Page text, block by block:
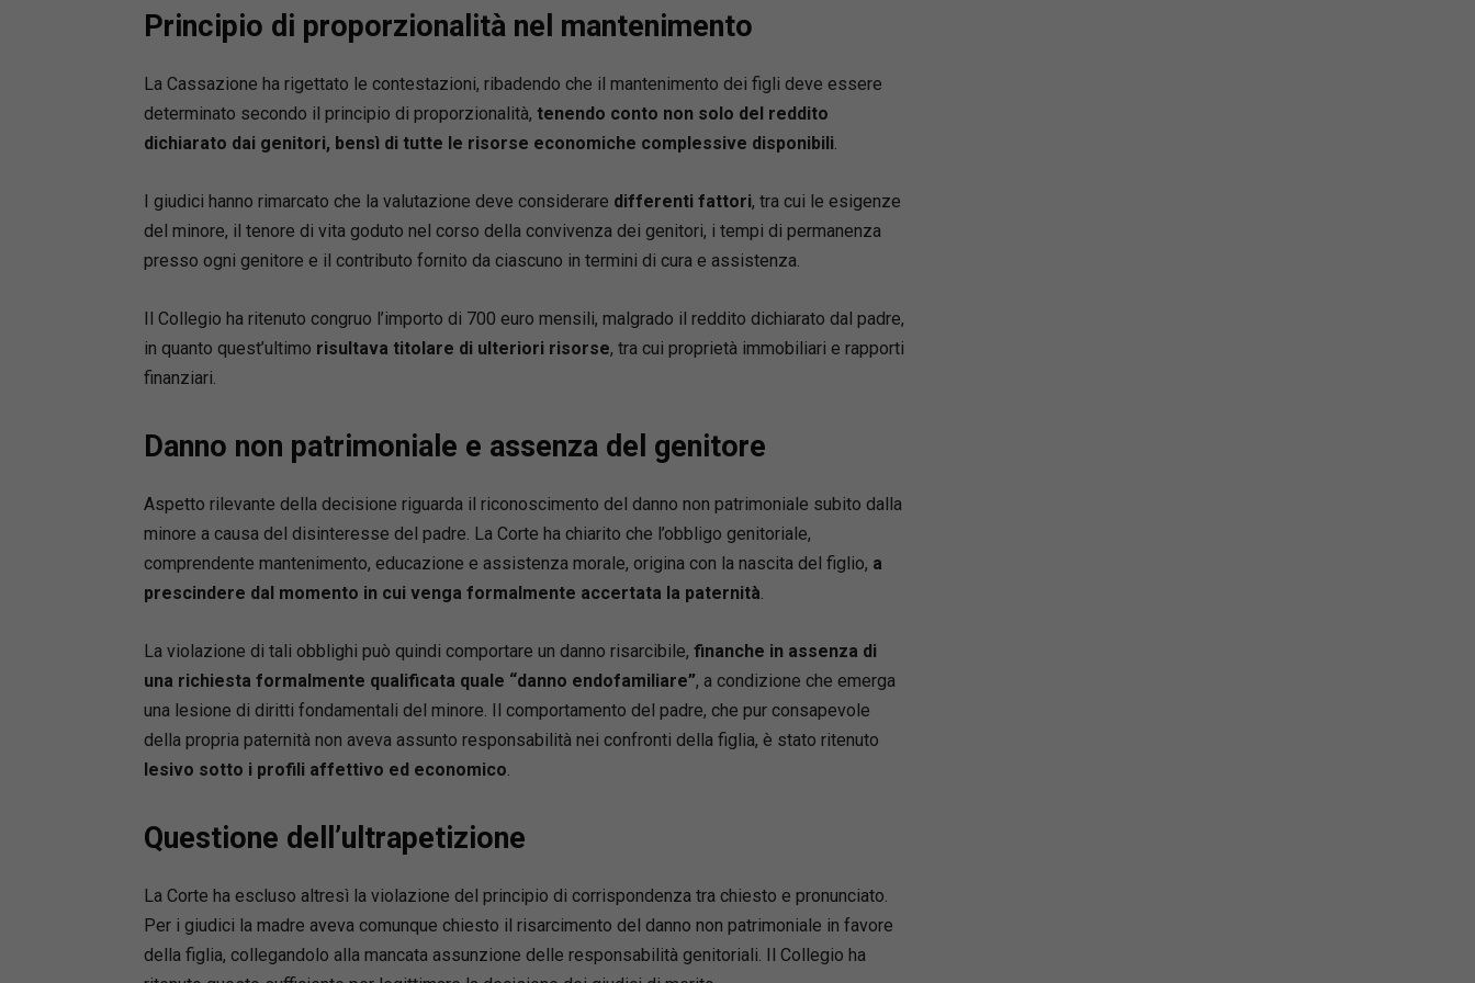
famiglia, diritto processuale civile, diritto internazionale
Principio di proporzionalità nel mantenimento
La Cassazione ha rigettato le contestazioni, ribadendo che il mantenimento dei figli deve essere
determinato secondo il principio di proporzionalità, tenendo conto non solo del reddito
dichiarato dai genitori, bensì di tutte le risorse economiche complessive disponibili
I giudici hanno rimarcato che la valutazione deve considerare differenti fattori, tra cui le esigenze
del minore, il tenore di vita goduto nel corso della convivenza dei genitori, i tempi di permanenza
presso ogni genitore e il contributo fornito da ciascuno in termini di cura e assistenza.
Il Collegio ha ritenuto congruo l’importo di 700 euro mensili, malgrado il reddito dichiarato dal padre,
in quanto quest’ultimo risultava titolare di ulteriori risorse, tra cui proprietà immobiliari e rapporti
finanziari.
Danno non patrimoniale e assenza del genitore
Aspetto rilevante della decisione riguarda il riconoscimento del danno non patrimoniale subito dalla
minore a causa del disinteresse del padre. La Corte ha chiarito che l’obbligo genitoriale,
comprendente mantenimento, educazione e assistenza morale, origina con la nascita del figlio, a
prescindere dal momento in cui venga formalmente accertata la paternità
La violazione di tali obblighi può quindi comportare un danno risarcibile, finanche in assenza di
una richiesta formalmente qualificata quale “danno endofamiliare”, a condizione che emerga
una lesione di diritti fondamentali del minore. Il comportamento del padre, che pur consapevole
della propria paternità non aveva assunto responsabilità nei confronti della figlia, è stato ritenuto
lesivo sotto i profili affettivo ed economico
Questione dell’ultrapetizione
La Corte ha escluso altresì la violazione del principio di corrispondenza tra chiesto e pronunciato.
Per i giudici la madre aveva comunque chiesto il risarcimento del danno non patrimoniale in favore
della figlia, collegandolo alla mancata assunzione delle responsabilità genitoriali. Il Collegio ha